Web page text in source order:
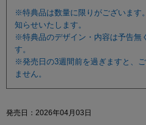
※特典品は数量に限りがございます
知らせいたします。
※特典品のデザイン・内容は予告無
す。
※発売日の3週間前を過ぎますと、
ません。
発売日： 2026年04月03日